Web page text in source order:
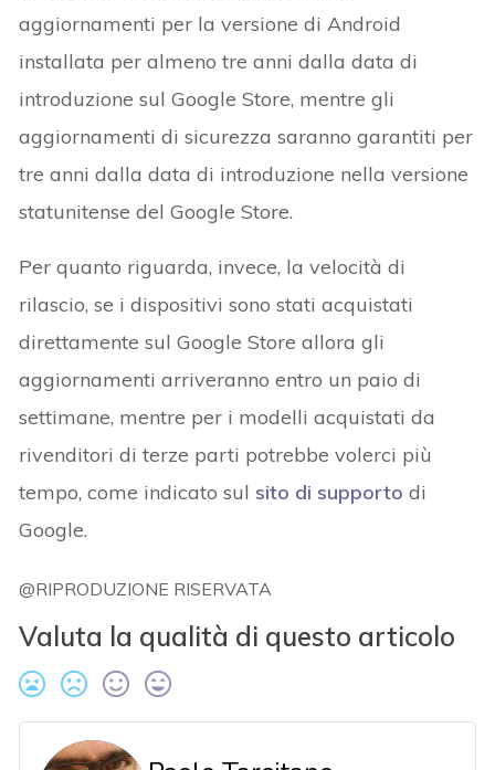
aggiornamenti per la versione di Android
installata per almeno tre anni dalla data di
introduzione sul Google Store, mentre gli
aggiornamenti di sicurezza saranno garantiti per
tre anni dalla data di introduzione nella versione
statunitense del Google Store.
Per quanto riguarda, invece, la velocità di
rilascio, se i dispositivi sono stati acquistati
direttamente sul Google Store allora gli
aggiornamenti arriveranno entro un paio di
settimane, mentre per i modelli acquistati da
rivenditori di terze parti potrebbe volerci più
tempo, come indicato sul sito di supporto di
Google.
@RIPRODUZIONE RISERVATA
Valuta la qualità di questo articolo